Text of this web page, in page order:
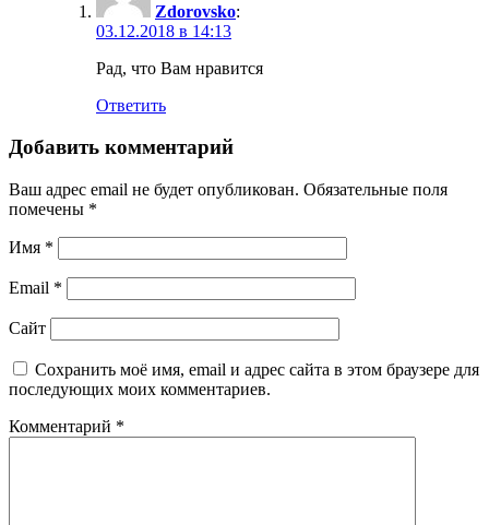
Zdorovsko:
03.12.2018 в 14:13
Рад, что Вам нравится
Ответить
Добавить комментарий
Ваш адрес email не будет опубликован. Обязательные поля
помечены *
Имя *
Email *
Сайт
Сохранить моё имя, email и адрес сайта в этом браузере для
последующих моих комментариев.
Комментарий *